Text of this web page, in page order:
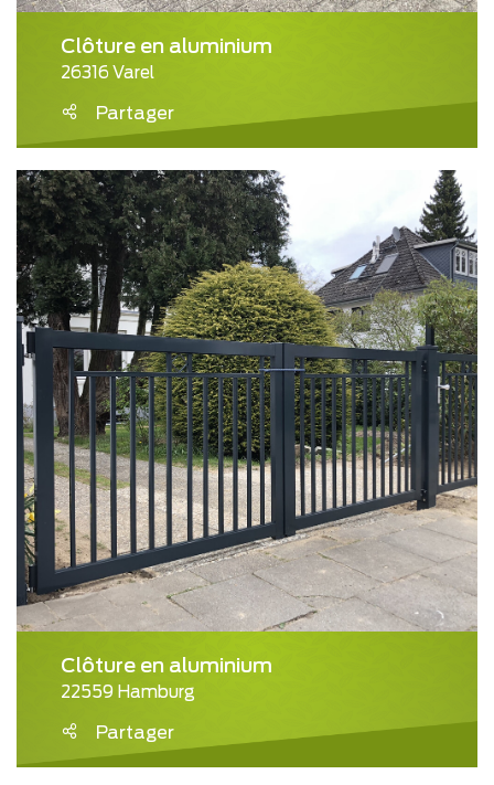
Clôture en aluminium
26316 Varel
Partager
Clôture en aluminium
22559 Hamburg
Partager